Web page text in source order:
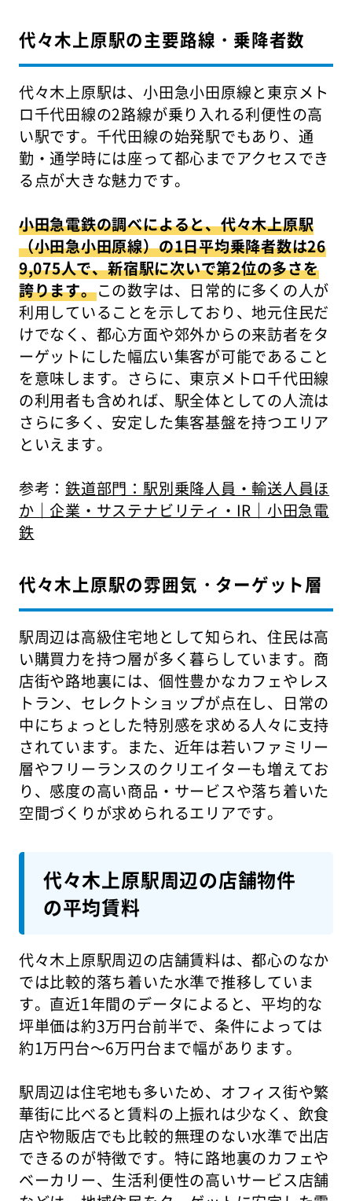
代々木上原駅の主要路線・乗降者数
代々木上原駅は、小田急小田原線と東京メト
ロ千代田線の2路線が乗り入れる利便性の高
い駅です。千代田線の始発駅でもあり、通
勤・通学時には座って都心までアクセスでき
る点が大きな魅力です。
小田急電鉄の調べによると、代々木上原駅
（小田急小田原線）の1日平均乗降者数は26
9,075人で、新宿駅に次いで第2位の多さを
誇ります。この数字は、日常的に多くの人が
利用していることを示しており、地元住民だ
けでなく、都心方面や郊外からの来訪者をタ
ーゲットにした幅広い集客が可能であること
を意味します。さらに、東京メトロ千代田線
の利用者も含めれば、駅全体としての人流は
さらに多く、安定した集客基盤を持つエリア
といえます。
参考：鉄道部門：駅別乗降人員・輸送人員ほ
か｜企業・サステナビリティ・IR｜小田急電
鉄
代々木上原駅の雰囲気・ターゲット層
駅周辺は高級住宅地として知られ、住民は高
い購買力を持つ層が多く暮らしています。商
店街や路地裏には、個性豊かなカフェやレス
トラン、セレクトショップが点在し、日常の
中にちょっとした特別感を求める人々に支持
されています。また、近年は若いファミリー
層やフリーランスのクリエイターも増えてお
り、感度の高い商品・サービスや落ち着いた
空間づくりが求められるエリアです。
代々木上原駅周辺の店舗物件
の平均賃料
代々木上原駅周辺の店舗賃料は、都心のなか
では比較的落ち着いた水準で推移していま
す。直近1年間のデータによると、平均的な
坪単価は約3万円台前半で、条件によっては
約1万円台〜6万円台まで幅があります。
駅周辺は住宅地も多いため、オフィス街や繁
華街に比べると賃料の上振れは少なく、飲食
店や物販店でも比較的無理のない水準で出店
できるのが特徴です。特に路地裏のカフェや
ベーカリー、生活利便性の高いサービス店舗